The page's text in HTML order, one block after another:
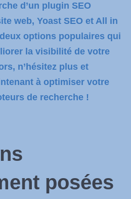
d’un plugin SEO
web, Yoast SEO et All in
options populaires qui
la visibilité de votre
n’hésitez plus et
à optimiser votre
de recherche !
posées